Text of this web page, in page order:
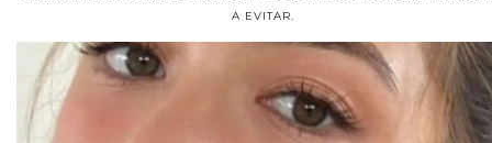
A EVITAR.